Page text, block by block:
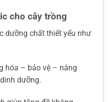
cho cây trồng
dưỡng chất thiết yếu như
hóa – bảo vệ – nâng
dưỡng.